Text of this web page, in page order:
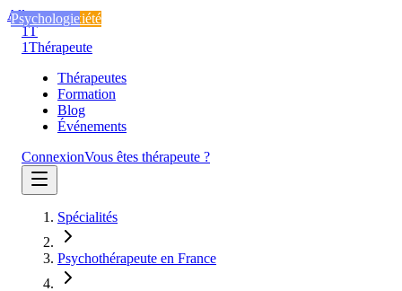
Aller au contenu
1T
1Thérapeute
Thérapeutes
Formation
Blog
Événements
ConnexionVous êtes thérapeute ?
Spécialités
Psychothérapeute en France
Stress et anxiété
Stress et anxiété
Psychologie